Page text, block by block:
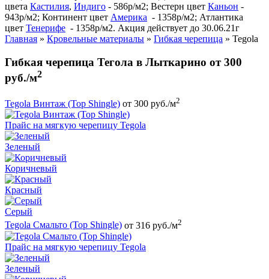
цвета Кастилия, Индиго - 586р/м2; Вестерн цвет Каньон -
943р/м2; Континент цвет Америка - 1358р/м2; Атлантика
цвет Тенерифе - 1358р/м2. Акция действует до 30.06.21г
Главная » Кровельные материалы » Гибкая черепица » Tegola
Гибкая черепица Тегола в Лыткарино от 300
руб./м2
Tegola Винтаж (Top Shingle) от 300 руб./м2
Прайс на мягкую черепицу Tegola
Зеленый
Коричневый
Красный
Серый
Tegola Смальто (Top Shingle) от 316 руб./м2
Прайс на мягкую черепицу Tegola
Зеленый